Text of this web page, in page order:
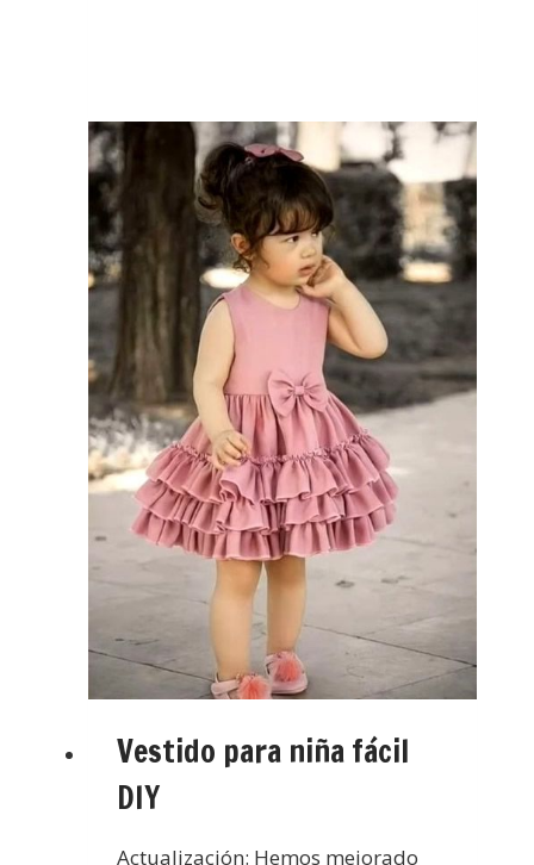
Vestido para niña fácil
DIY
Actualización: Hemos mejorado